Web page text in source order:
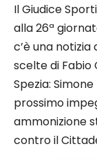
Il Giudice
alla 26ª
c’è una
scelte di Fabio
Spezia:
prossimo
ammonizione
contro il